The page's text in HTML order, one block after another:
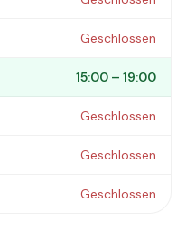
Geschlossen
15:00 – 19:00
Geschlossen
Geschlossen
Geschlossen